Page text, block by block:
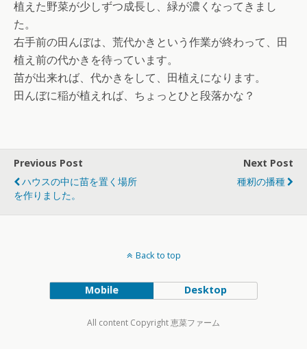
植えた野菜が少しずつ成長し、緑が濃くなってきまし
た。
右手前の田んぼは、荒代かきという作業が終わって、田
植え前の代かきを待っています。
苗が出来れば、代かきをして、田植えになります。
田んぼに稲が植えれば、ちょっとひと段落かな？
Previous Post
ハウスの中に苗を置く場所
を作りました。
Next Post
種籾の播種
Back to top
Mobile Desktop
All content Copyright 恵菜ファーム